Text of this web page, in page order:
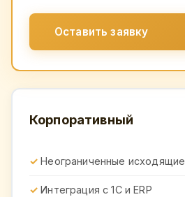
Оставить заявку
Корпоративный
Неограниченные исходящие
Интеграция с 1С и ERP